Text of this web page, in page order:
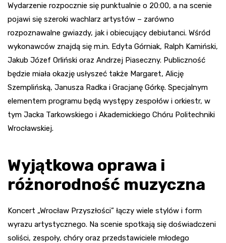
Wydarzenie rozpocznie się punktualnie o 20:00, a na scenie
pojawi się szeroki wachlarz artystów – zarówno
rozpoznawalne gwiazdy, jak i obiecujący debiutanci. Wśród
wykonawców znajdą się m.in. Edyta Górniak, Ralph Kamiński,
Jakub Józef Orliński oraz Andrzej Piaseczny. Publiczność
będzie miała okazję usłyszeć także Margaret, Alicję
Szemplińską, Janusza Radka i Gracjanę Górkę. Specjalnym
elementem programu będą występy zespołów i orkiestr, w
tym Jacka Tarkowskiego i Akademickiego Chóru Politechniki
Wrocławskiej.
Wyjątkowa oprawa i
różnorodność muzyczna
Koncert „Wrocław Przyszłości” łączy wiele stylów i form
wyrazu artystycznego. Na scenie spotkają się doświadczeni
soliści, zespoły, chóry oraz przedstawiciele młodego